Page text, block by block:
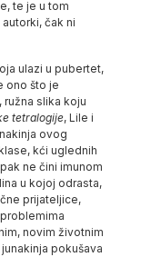
te je u tom
čak ni
ulazi u pubertet,
ono što je
slika koju
tetralogije, Lile i
ovog
kći uglednih
ne čini imunom
u kojoj odrasta,
prijateljice,
novim životnim
pokušava